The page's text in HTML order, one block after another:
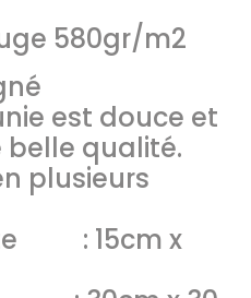
580gr/m2
est douce et
qualité.
plusieurs
: 15cm x